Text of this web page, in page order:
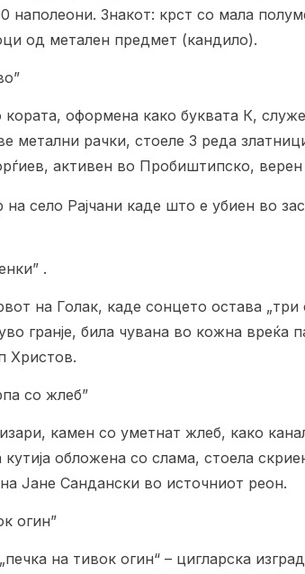
наполеони. Знакот: крст со мала
од метален предмет (кандило).
кората, оформена како буквата К,
метални рачки, стоеле 3 реда
активен во Пробиштипско,
село Рајчани каде што е убиен во
.
на Голак, каде сонцето остава „три
гранје, била чувана во кожна вреќа
Христов.
со жлеб”
камен со уметнат жлеб, како
обложена со слама, стоела
Јане Сандански во источниот реон.
огин”
на тивок огин“ – цигларска